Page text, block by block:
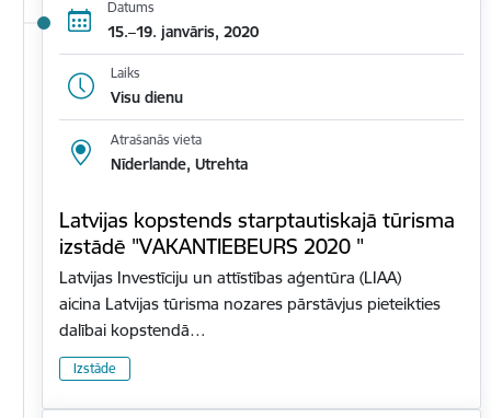
Datums
15.–19. janvāris, 2020
Laiks
Visu dienu
Atrašanās vieta
Nīderlande, Utrehta
Latvijas kopstends starptautiskajā tūrisma
izstādē "VAKANTIEBEURS 2020 "
Latvijas Investīciju un attīstības aģentūra (LIAA)
aicina Latvijas tūrisma nozares pārstāvjus pieteikties
dalībai kopstendā…
Izstāde